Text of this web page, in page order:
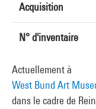
Acquisition
N° d'inventaire
Actuellement à
West Bund Art
dans le cadre de